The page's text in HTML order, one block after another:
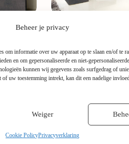
Beheer je privacy
om informatie over uw apparaat op te slaan en/of te
en om gepersonaliseerde en niet-
kunnen wij gegevens zoals surfgedrag of
uw toestemming intrekt, kan dit een nadelige
Weiger
Cookie PolicyPrivacyverklaring
Alle
Roomdivider met haard
Gewaardeerd5.00uit 5
Roomdivider met
producten,